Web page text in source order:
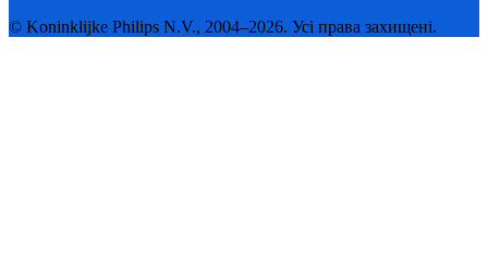
© Koninklijke Philips N.V., 2004–2026. Усі права захищені.